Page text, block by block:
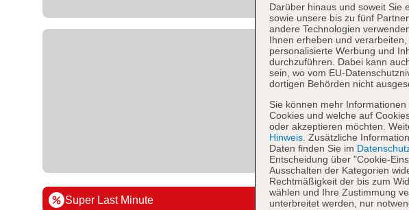
Super Last Minute
Darüber hinaus und soweit Sie
sowie unsere bis zu fünf
andere Technologien
Ihnen erheben und
personalisierte Werbung und
durchzuführen. Dabei kann
sein, wo vom EU-
dortigen Behörden nicht
Sie können mehr
Cookies und welche auf
oder akzeptieren möchten.
Hinweis . Zusätzliche
Daten finden Sie im
Entscheidung über "Cookie-
Ausschalten der Kategorien
Rechtmäßigkeit der bis zum
wählen und Ihre Zustimmung
unterbreitet werden, nur